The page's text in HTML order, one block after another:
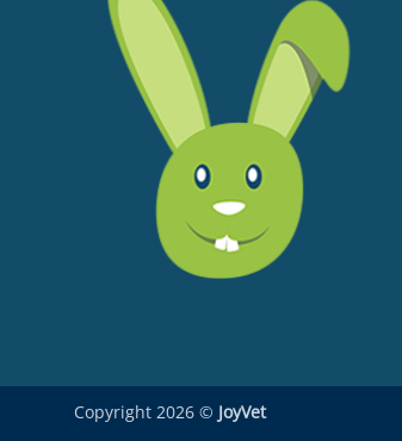
Copyright 2026 © JoyVet